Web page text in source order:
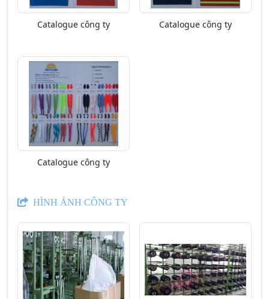
Catalogue công ty Catalogue công ty
Catalogue công ty
HÌNH ẢNH CÔNG TY